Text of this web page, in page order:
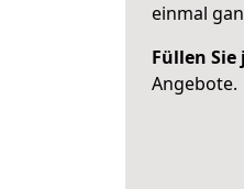
einmal
Füllen
Angebote.